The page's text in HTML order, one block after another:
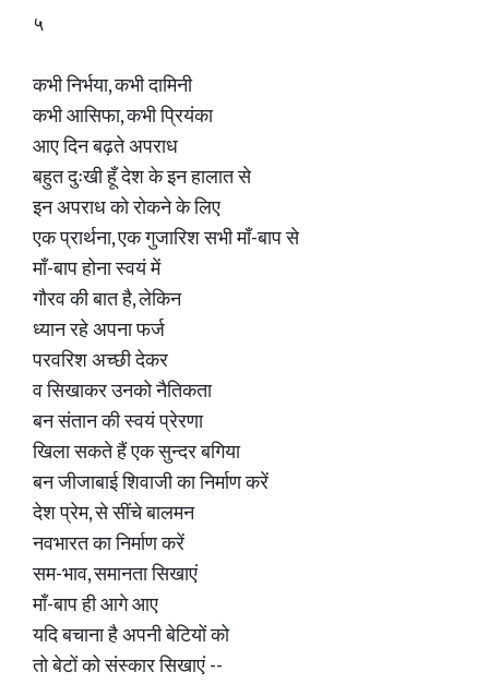
५
कभी निर्भया, कभी दामिनी
कभी आसिफा, कभी प्रियंका
आए दिन बढ़ते अपराध
बहुत दुःखी हूँ देश के इन हालात से
इन अपराध को रोकने के लिए
एक प्रार्थना, एक गुजारिश सभी माँ-बाप से
माँ-बाप होना स्वयं में
गौरव की बात है, लेकिन
ध्यान रहे अपना फर्ज
परवरिश अच्छी देकर
व सिखाकर उनको नैतिकता
बन संतान की स्वयं प्रेरणा
खिला सकते हैं एक सुन्दर बगिया
बन जीजाबाई शिवाजी का निर्माण करें
देश प्रेम, से सींचे बालमन
नवभारत का निर्माण करें
सम-भाव, समानता सिखाएं
माँ-बाप ही आगे आए
यदि बचाना है अपनी बेटियों को
तो बेटों को संस्कार सिखाएं --